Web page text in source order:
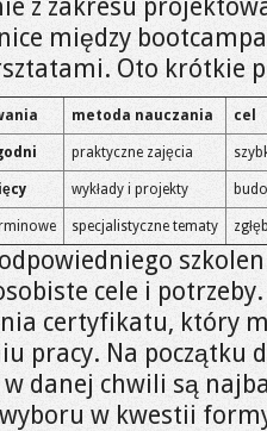
z zakresu
między
Oto krótkie
metoda nauczania cel
praktyczne zajęcia
wykłady i projekty
specjalistyczne tematy
cele i
certyfikatu, który
pracy. Na początku
danej chwili są
w kwestii